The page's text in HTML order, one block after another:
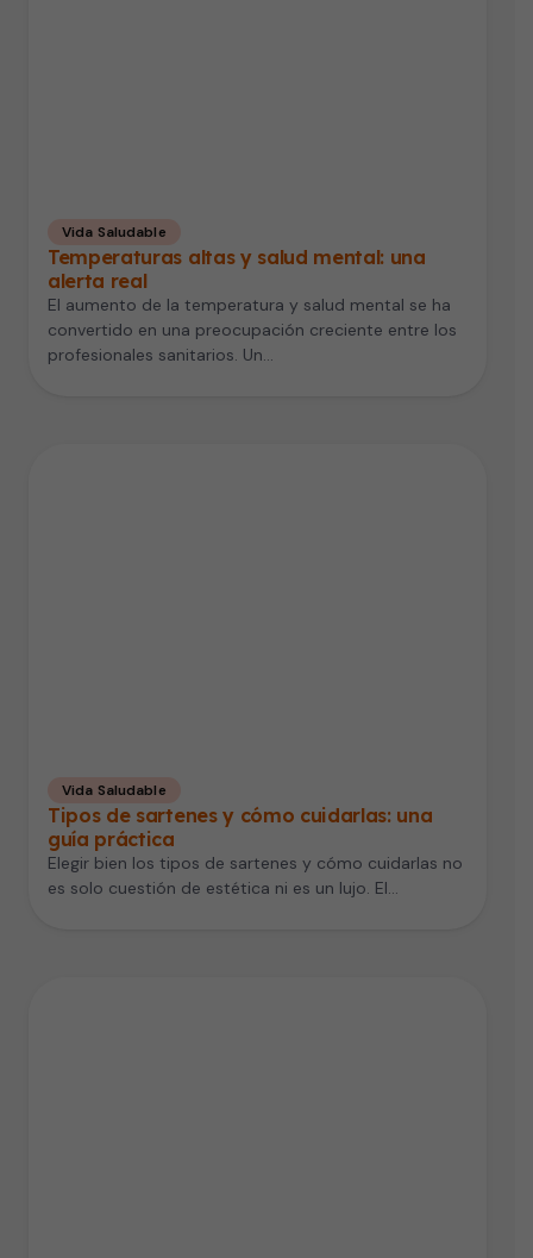
Vida Saludable
Temperaturas altas y salud mental: una
alerta real
El aumento de la temperatura y salud mental se ha
convertido en una preocupación creciente entre los
profesionales sanitarios. Un…
Vida Saludable
Tipos de sartenes y cómo cuidarlas: una
guía práctica
Elegir bien los tipos de sartenes y cómo cuidarlas no
es solo cuestión de estética ni es un lujo. El…